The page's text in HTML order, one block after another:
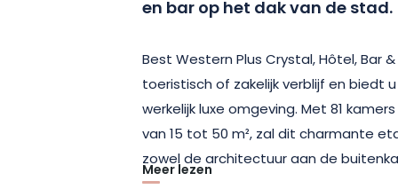
en bar op het dak van de stad.
Best Western Plus Crystal, Hôtel, Bar
toeristisch of zakelijk verblijf en biedt
werkelijk luxe omgeving. Met 81
van 15 tot 50 m², zal dit charmante
zowel de architectuur aan de
Meer lezen